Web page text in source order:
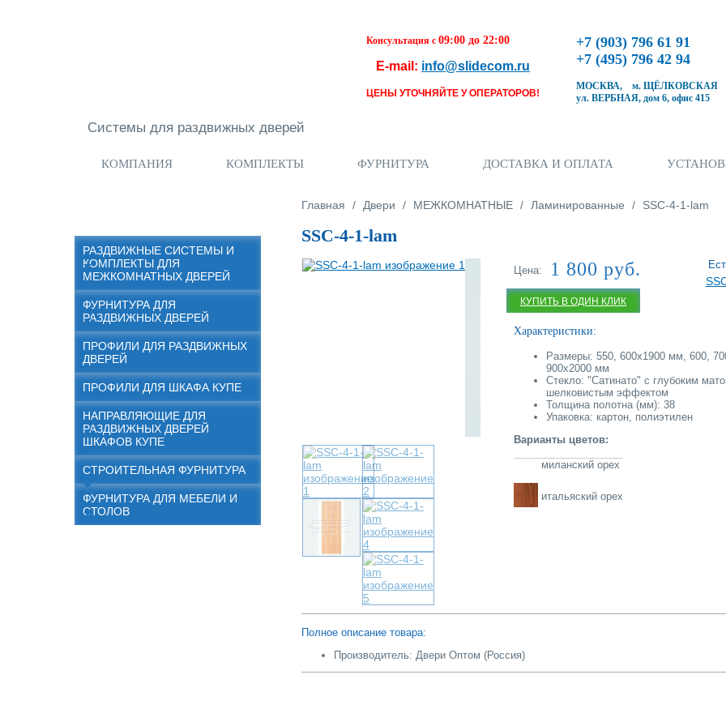
Консультация с 09:00 до 22:00
E-mail: info@slidecom.ru
ЦЕНЫ УТОЧНЯЙТЕ У ОПЕРАТОРОВ!
+7 (903) 796 61 91
+7 (495) 796 42 94
МОСКВА, м. ЩЁЛКОВСКАЯ
ул. ВЕРБНАЯ, дом 6, офис 415
Системы для раздвижных дверей
КОМПАНИЯ КОМПЛЕКТЫ ФУРНИТУРА ДОСТАВКА И ОПЛАТА
Вы здесь
Главная / Двери / МЕЖКОМНАТНЫЕ / Ламинированные / SSC-4-1-lam
SSC-4-1-lam
Цена: 1 800 руб.
КУПИТЬ В ОДИН КЛИК
Характеристики:
Размеры: 550, 600х1900 мм, 600,
900х2000 мм
Стекло: "Сатинато" с глубоким
шелковистым эффектом
Толщина полотна (мм): 38
Упаковка: картон, полиэтилен
Варианты цветов:
миланский орех
итальяский орех
Полное описание товара:
Производитель: Двери Оптом (Россия)
РАЗДВИЖНЫЕ СИСТЕМЫ И
КОМПЛЕКТЫ ДЛЯ
МЕЖКОМНАТНЫХ ДВЕРЕЙ
ФУРНИТУРА ДЛЯ
РАЗДВИЖНЫХ ДВЕРЕЙ
ПРОФИЛИ ДЛЯ РАЗДВИЖНЫХ
ДВЕРЕЙ
ПРОФИЛИ ДЛЯ ШКАФА КУПЕ
НАПРАВЛЯЮЩИЕ ДЛЯ
РАЗДВИЖНЫХ ДВЕРЕЙ
ШКАФОВ КУПЕ
СТРОИТЕЛЬНАЯ ФУРНИТУРА
ФУРНИТУРА ДЛЯ МЕБЕЛИ И
СТОЛОВ
время доставки
Купить в один клик